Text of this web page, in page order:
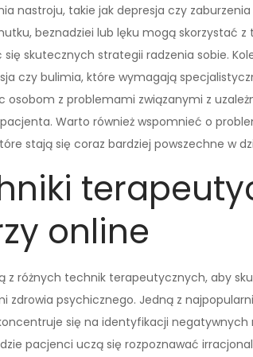
nastroju, takie jak depresja czy
beznadziei lub lęku mogą skorzystać
skutecznych strategii radzenia sobie.
czy bulimia, które wymagają
osobom z problemami związanymi z
Warto również wspomnieć o
stają się coraz bardziej powszechne w
online
z różnych technik terapeutycznych, aby
zdrowia psychicznego. Jedną z
się na identyfikacji negatywnych
pacjenci uczą się rozpoznawać